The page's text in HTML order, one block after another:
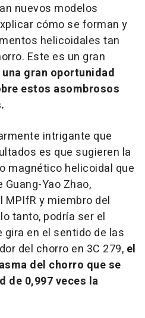
nuevos modelos
cómo se forman y
helicoidales tan
Este es un gran
gran oportunidad
estos asombrosos
intrigante que
es que sugieren la
magnético helicoidal que
Yao Zhao,
y miembro del
tanto, podría ser el
en el sentido de las
del chorro en 3C 279, el
del chorro que se
de 0,997 veces la